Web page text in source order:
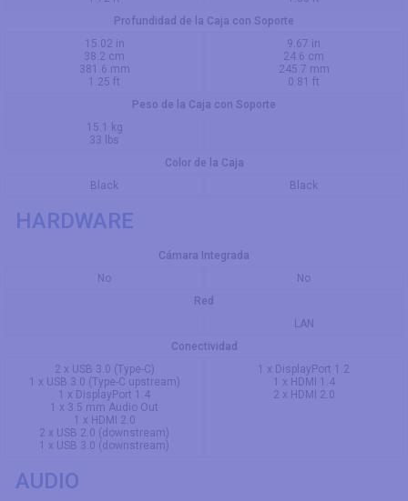
Profundidad de la Caja con Soporte
15.02 in
38.2 cm
381.6 mm
1.25 ft
9.67 in
24.6 cm
245.7 mm
0.81 ft
Peso de la Caja con Soporte
15.1 kg
33 lbs
Color de la Caja
Black
Black
HARDWARE
Cámara Integrada
No
No
Red
LAN
Conectividad
2 x USB 3.0 (Type-C)
1 x USB 3.0 (Type-C upstream)
1 x DisplayPort 1.4
1 x 3.5 mm Audio Out
1 x HDMI 2.0
2 x USB 2.0 (downstream)
1 x USB 3.0 (downstream)
1 x DisplayPort 1.2
1 x HDMI 1.4
2 x HDMI 2.0
AUDIO